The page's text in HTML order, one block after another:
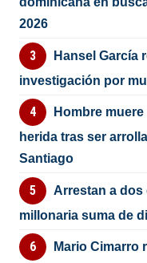
2026
Hansel García
investigación por
Hombre
herida tras ser
Santiago
Arrestan a
millonaria suma de
Mario Cimarro